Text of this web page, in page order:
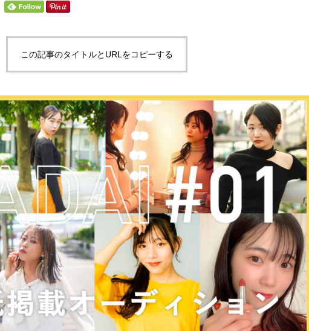
この記事のタイトルとURLをコピーする